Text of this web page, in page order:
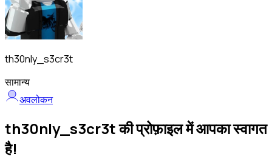
th30nly_s3cr3t
सामान्य
अवलोकन
th30nly_s3cr3t की प्रोफ़ाइल में आपका स्वागत
है!